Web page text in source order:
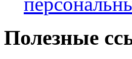
Полезные